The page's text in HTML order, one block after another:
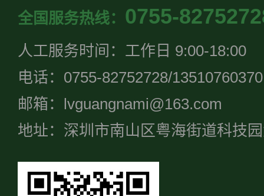
全国服务热线： 0755-
人工服务时间：工作日 9:00-18:00
电话：0755-82752728/13510760370
邮箱：lvguangnami@163.com
地址：深圳市南山区粤海街道科技